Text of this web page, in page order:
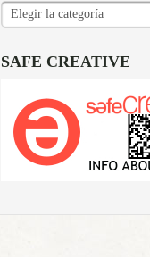
CATEGORÍAS
SAFE CREATIVE